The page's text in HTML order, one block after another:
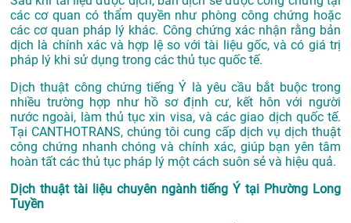
các cơ quan có thẩm quyền như phòng công chứng hoặc
các cơ quan pháp lý khác. Công chứng xác nhận rằng bản
dịch là chính xác và hợp lệ so với tài liệu gốc, và có giá trị
pháp lý khi sử dụng trong các thủ tục quốc tế.
Dịch thuật công chứng tiếng Ý là yêu cầu bắt buộc trong
nhiều trường hợp như hồ sơ định cư, kết hôn với người
nước ngoài, làm thủ tục xin visa, và các giao dịch quốc tế.
Tại CANTHOTRANS, chúng tôi cung cấp dịch vụ dịch thuật
công chứng nhanh chóng và chính xác, giúp bạn yên tâm
hoàn tất các thủ tục pháp lý một cách suôn sẻ và hiệu quả.
Dịch thuật tài liệu chuyên ngành tiếng Ý tại Phường Long
Tuyền